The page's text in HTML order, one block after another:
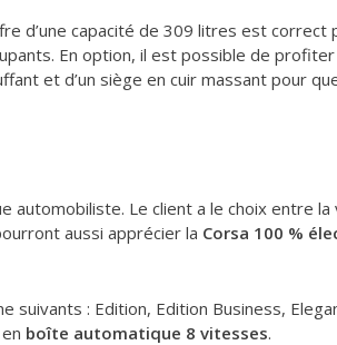
d’une capacité de 309 litres est correct
En option, il est possible de
et d’un siège en cuir massant pour
Le client a le choix entre la
aussi apprécier la Corsa 100 %
: Edition, Edition Business,
boîte automatique 8 vitesses.